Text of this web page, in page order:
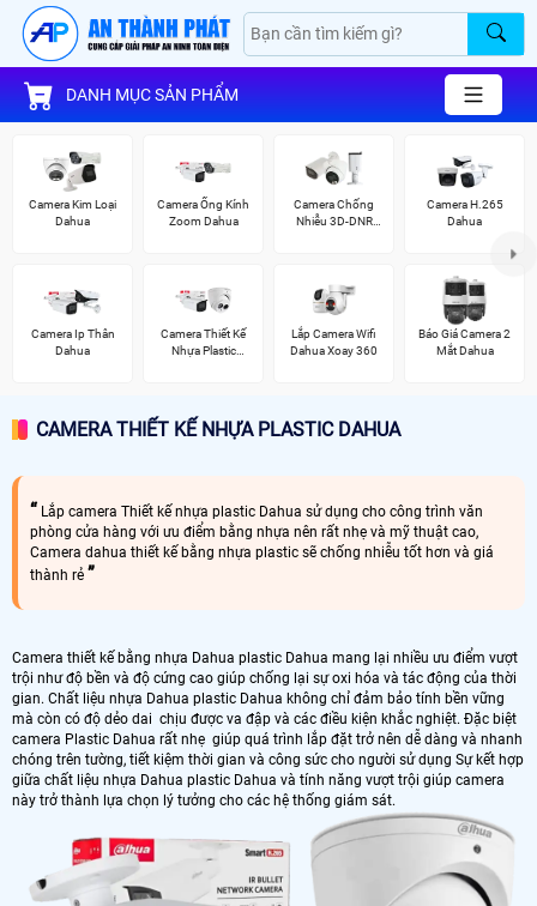
DANH MỤC SẢN PHẨM
Camera Kim Loại
Dahua
Camera Ống Kính
Zoom Dahua
Camera Chống
Nhiễu 3D-DNR
Camera H.265
Dahua
Camera Ip Thân
Dahua
Camera Thiết Kế
Nhựa Plastic
Lắp Camera Wifi
Dahua Xoay 360
Báo Giá Camera 2
Mắt Dahua
CAMERA THIẾT KẾ NHỰA PLASTIC DAHUA
Lắp camera Thiết kế nhựa plastic Dahua sử dụng cho công trình văn
phòng cửa hàng với ưu điểm bằng nhựa nên rất nhẹ và mỹ thuật cao,
Camera dahua thiết kế bằng nhựa plastic sẽ chống nhiễu tốt hơn và giá
thành rẻ
Camera thiết kế bằng nhựa Dahua plastic Dahua mang lại nhiều ưu điểm vượt
trội như độ bền và độ cứng cao giúp chống lại sự oxi hóa và tác động của thời
gian. Chất liệu nhựa Dahua plastic Dahua không chỉ đảm bảo tính bền vững
mà còn có độ dẻo dai chịu được va đập và các điều kiện khắc nghiệt. Đặc biệt
camera Plastic Dahua rất nhẹ giúp quá trình lắp đặt trở nên dễ dàng và nhanh
chóng trên tường, tiết kiệm thời gian và công sức cho người sử dụng Sự kết hợp
giữa chất liệu nhựa Dahua plastic Dahua và tính năng vượt trội giúp camera
này trở thành lựa chọn lý tưởng cho các hệ thống giám sát.